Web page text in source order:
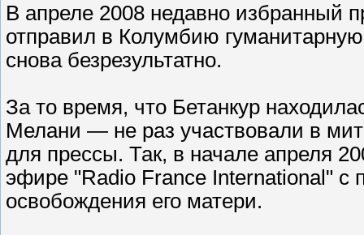
В апреле 2008 недавно избранный
отправил в Колумбию
снова безрезультатно.
За то время, что Бетанкур
Мелани — не раз участвовали в
для прессы. Так, в начале апреля
эфире "Radio France International" с
освобождения его матери.